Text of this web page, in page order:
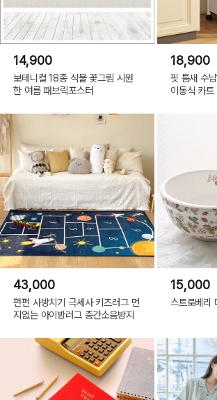
14,900
보테니컬 18종 식물 꽃그림 시원
한 여름 패브릭포스터
18,900
핏 틈새 수
이동식 카
43,000
펀펀 사방치기 극세사 키즈러그 먼
지없는 아이방러그 층간소음방지
15,000
스트로베리